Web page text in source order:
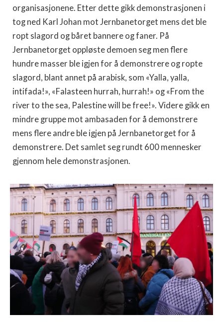
organisasjonene. Etter dette gikk demonstrasjonen i
tog ned Karl Johan mot Jernbanetorget mens det ble
ropt slagord og båret bannere og faner. På
Jernbanetorget oppløste demoen seg men flere
hundre masser ble igjen for å demonstrere og ropte
slagord, blant annet på arabisk, som «Yalla, yalla,
intifada!», «Falasteen hurrah, hurrah!» og «From the
river to the sea, Palestine will be free!». Videre gikk en
mindre gruppe mot ambasaden for å demonstrere
mens flere andre ble igjen på Jernbanetorget for å
demonstrere. Det samlet seg rundt 600 mennesker
gjennom hele demonstrasjonen.